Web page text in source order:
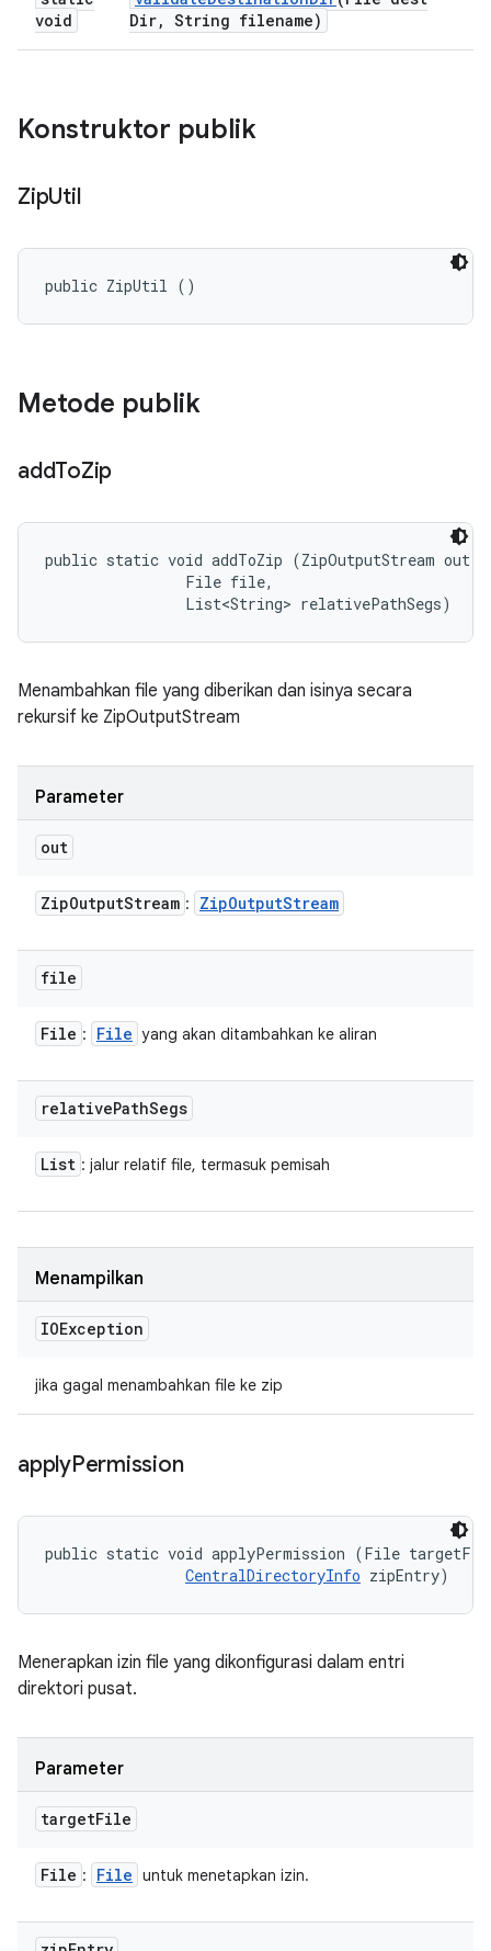
void
Dir, String filename)
Konstruktor publik
ZipUtil
public ZipUtil ()
Metode publik
addToZip
public static void addToZip (ZipOutputStream out,
                File file,
                List<String> relativePathSegs)
Menambahkan file yang diberikan dan isinya secara
rekursif ke ZipOutputStream
Parameter
out
ZipOutputStream : ZipOutputStream
file
File : File yang akan ditambahkan ke aliran
relativePathSegs
List : jalur relatif file, termasuk pemisah
Menampilkan
IOException
jika gagal menambahkan file ke zip
applyPermission
public static void applyPermission (File
CentralDirectoryInfo zipEntry)
Menerapkan izin file yang dikonfigurasi dalam entri
direktori pusat.
Parameter
targetFile
File : File untuk menetapkan izin.